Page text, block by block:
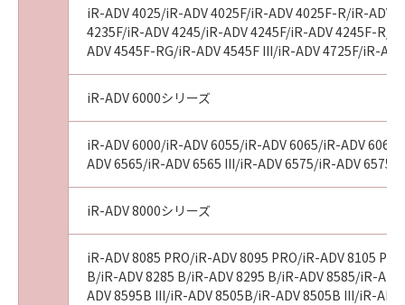
iR-ADV 4025/iR-ADV 4025F/iR-ADV 4025F-R/iR-ADV
4235F/iR-ADV 4245/iR-ADV 4245F/iR-ADV 4245F-R/
ADV 4545F-RG/iR-ADV 4545F III/iR-ADV 4725F/iR-
iR-ADV 6000シリーズ
iR-ADV 6000/iR-ADV 6055/iR-ADV 6065/iR-ADV
ADV 6565/iR-ADV 6565 III/iR-ADV 6575/iR-ADV 6575
iR-ADV 8000シリーズ
iR-ADV 8085 PRO/iR-ADV 8095 PRO/iR-ADV 8105
B/iR-ADV 8285 B/iR-ADV 8295 B/iR-ADV 8585/iR-
ADV 8595B III/iR-ADV 8505B/iR-ADV 8505B III/iR-